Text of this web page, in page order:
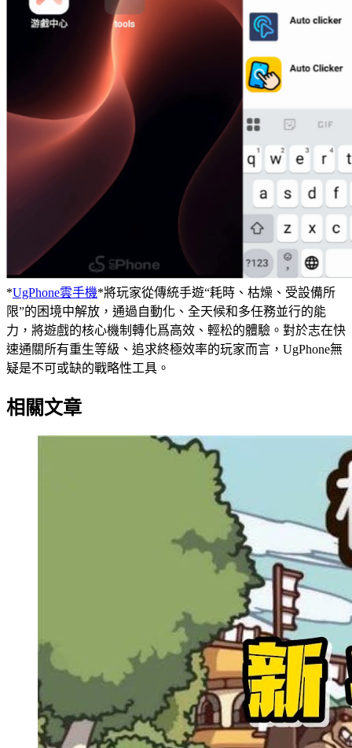
*UgPhone雲手機*將玩家從傳統手遊“耗時、枯燥、受設備所
限”的困境中解放，通過自動化、全天候和多任務並行的能
力，將遊戲的核心機制轉化爲高效、輕松的體驗。對於志在快
速通關所有重生等級、追求終極效率的玩家而言，UgPhone無
疑是不可或缺的戰略性工具。
相關文章